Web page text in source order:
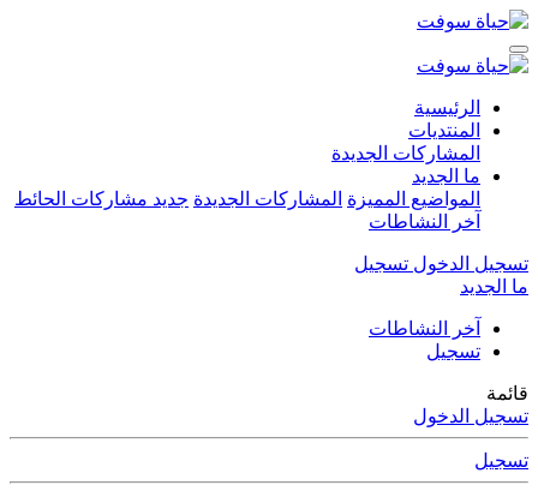
الرئيسية
المنتديات
المشاركات الجديدة
ما الجديد
المواضيع المميزة المشاركات الجديدة جديد مشاركات الحائط
آخر النشاطات
تسجيل الدخول تسجيل
ما الجديد
آخر النشاطات
تسجيل
قائمة
تسجيل الدخول
تسجيل